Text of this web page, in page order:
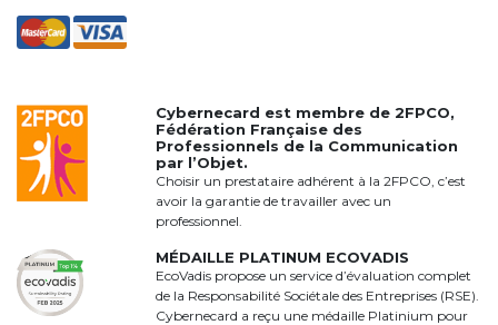
Cybernecard est membre de2FPCO,
Fédération Française des
Professionnels de la Communication
par l’Objet.
Choisir un prestataire adhérent à la 2FPCO, c’est
avoir la garantie de travailler avec un
professionnel.
MÉDAILLE PLATINUM ECOVADIS
EcoVadis propose un service d’évaluation complet
de la Responsabilité Sociétale des Entreprises (RSE).
Cybernecard a reçu une médaille Platinium pour